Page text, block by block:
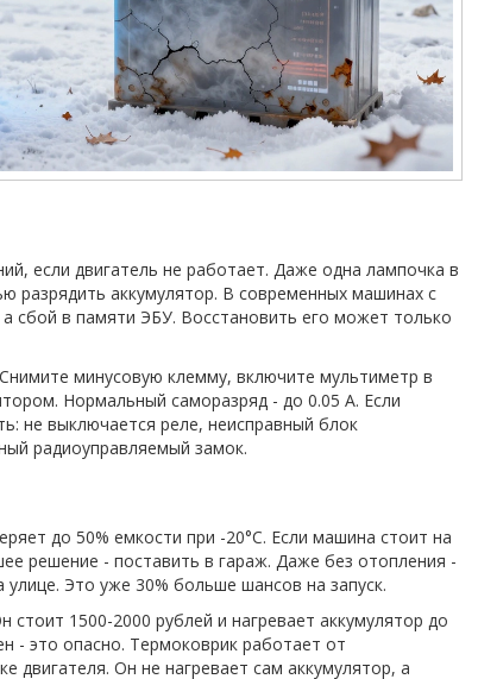
если двигатель не работает. Даже одна лампочка в
разрядить аккумулятор. В современных машинах с
сбой в памяти ЭБУ. Восстановить его может только
минусовую клемму, включите мультиметр в
Нормальный саморазряд - до 0.05 А. Если
не выключается реле, неисправный блок
радиоуправляемый замок.
до 50% емкости при -20°C. Если машина стоит на
решение - поставить в гараж. Даже без отопления -
Это уже 30% больше шансов на запуск.
стоит 1500-2000 рублей и нагревает аккумулятор до
- это опасно. Термоковрик работает от
двигателя. Он не нагревает сам аккумулятор, а